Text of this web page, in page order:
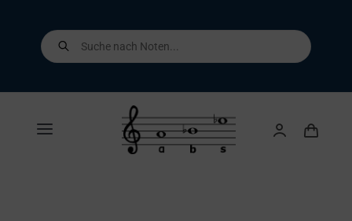
content
Products
search
Toggle